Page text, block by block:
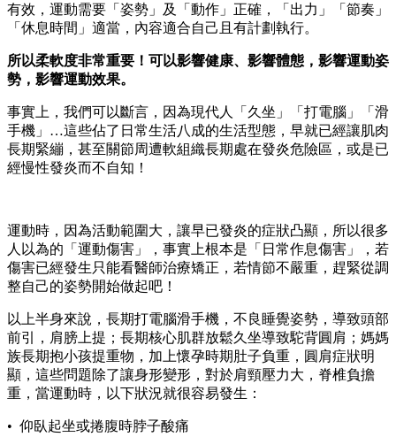
有效，運動需要「姿勢」及「動作」正確，「出力」「節奏」
「休息時間」適當，內容適合自己且有計劃執行。
所以柔軟度非常重要！可以影響健康、影響體態，影響運動姿
勢，影響運動效果。
事實上，我們可以斷言，因為現代人「久坐」「打電腦」「滑
手機」…這些佔了日常生活八成的生活型態，早就已經讓肌肉
長期緊繃，甚至關節周遭軟組織長期處在發炎危險區，或是已
經慢性發炎而不自知！
運動時，因為活動範圍大，讓早已發炎的症狀凸顯，所以很多
人以為的「運動傷害」，事實上根本是「日常作息傷害」，若
傷害已經發生只能看醫師治療矯正，若情節不嚴重，趕緊從調
整自己的姿勢開始做起吧！
以上半身來說，長期打電腦滑手機，不良睡覺姿勢，導致頭部
前引，肩膀上提；長期核心肌群放鬆久坐導致駝背圓肩；媽媽
族長期抱小孩提重物，加上懷孕時期肚子負重，圓肩症狀明
顯，這些問題除了讓身形變形，對於肩頸壓力大，脊椎負擔
重，當運動時，以下狀況就很容易發生：
• 仰臥起坐或捲腹時脖子酸痛